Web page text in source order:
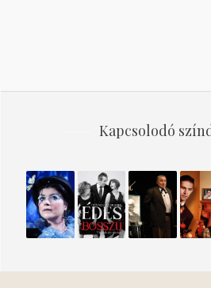
Kapcsolodó
A
SÖTÉTBEN
LÁTÓ
Édes
bosszú
Svejk
vagyok